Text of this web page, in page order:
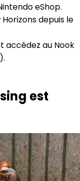
eShop.
depuis le
accédez au Nook
est